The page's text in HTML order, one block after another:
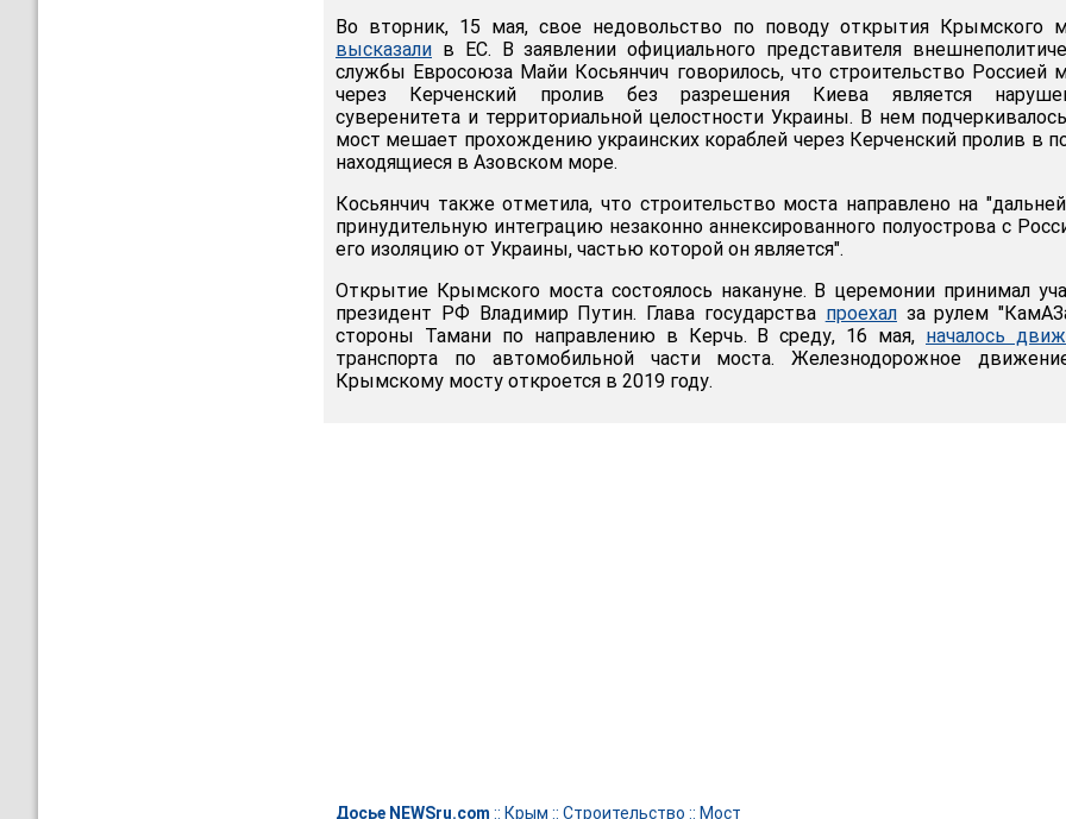
Во вторник, 15 мая, свое недовольство по поводу открытия Крымского
высказали в ЕС. В заявлении официального представителя
службы Евросоюза Майи Косьянчич говорилось, что строительство Россией
через Керченский пролив без разрешения Киева является
суверенитета и территориальной целостности Украины. В нем
мост мешает прохождению украинских кораблей через Керченский пролив в
находящиеся в Азовском море.
Косьянчич также отметила, что строительство моста направлено на
принудительную интеграцию незаконно аннексированного полуострова с
его изоляцию от Украины, частью которой он является".
Открытие Крымского моста состоялось накануне. В церемонии принимал
президент РФ Владимир Путин. Глава государства проехалза рулем
стороны Тамани по направлению в Керчь. В среду, 16 мая, началось
транспорта по автомобильной части моста. Железнодорожное
Крымскому мосту откроется в 2019 году.
Досье NEWSru.com :: Крым :: Строительство :: Мост